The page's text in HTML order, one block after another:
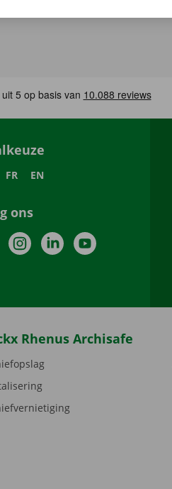
FR EN
ons
InstagramLinkedInYouTube
Rhenus Archisafe